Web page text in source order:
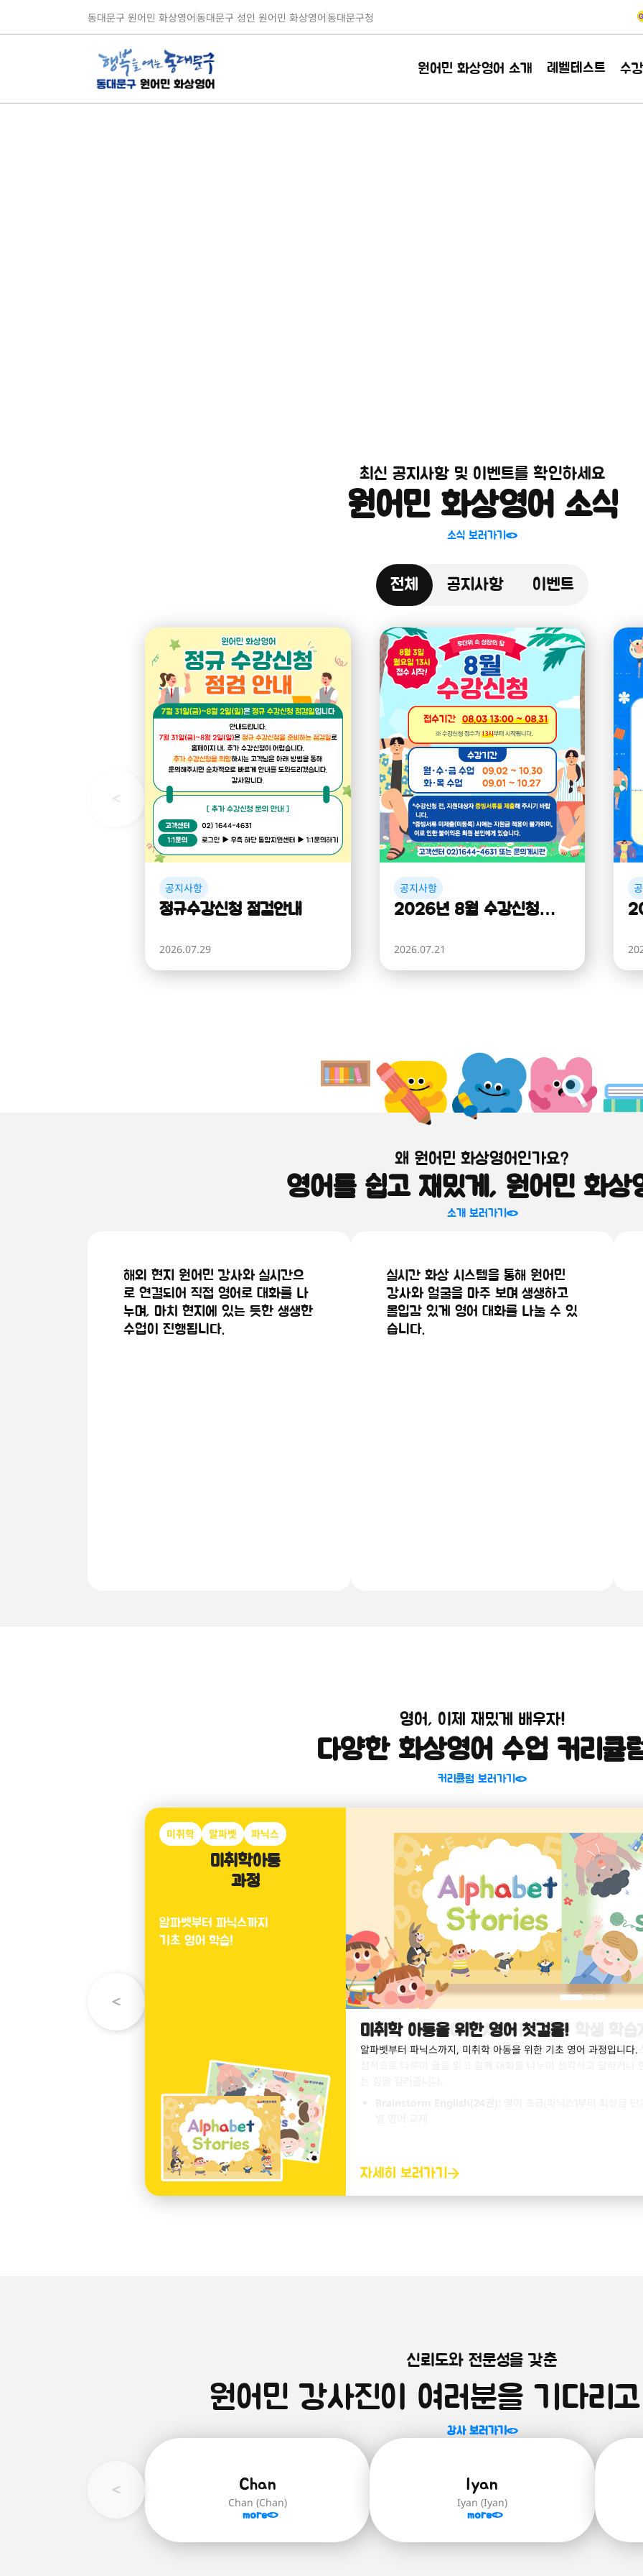
동대문구 원어민 화상영어 동대문구 성인 원어민 화상영어 동대문구청
원어민 화상영어 소개 레벨테스트 수
최신 공지사항 및 이벤트를 확인하세요
원어민 화상영어 소식
소식 보러가기
전체 공지사항 이벤트
공지사항
정규수강신청 점검안내
2026.07.29
공지사항
2026년 8월 수강신청
2026.07.21
왜 원어민 화상영어인가요?
영어를 쉽고 재밌게, 원어민 화상
소개 보러가기
해외 현지 원어민 강사와 실시간으
로 연결되어 직접 영어로 대화를 나
누며, 마치 현지에 있는 듯한 생생한
수업이 진행됩니다.
실시간 화상 시스템을 통해 원어민
강사와 얼굴을 마주 보며 생생하고
몰입감 있게 영어 대화를 나눌 수 있
습니다.
영어, 이제 재밌게 배우자!
다양한 화상영어 수업 커리큘
커리큘럼 보러가기
미취학 알파벳 파닉스
미취학아동
과정
알파벳부터 파닉스까지
기초 영어 학습!
미취학 아동을 위한 영어 첫걸음!
알파벳부터 파닉스까지, 미취학 아동을 위한 기초 영어 과정입니다.
자세히 보러가기
신뢰도와 전문성을 갖춘
원어민 강사진이 여러분을 기다리
강사 보러가기
Chan
Chan (Chan)
more
Iyan
Iyan (Iyan)
more